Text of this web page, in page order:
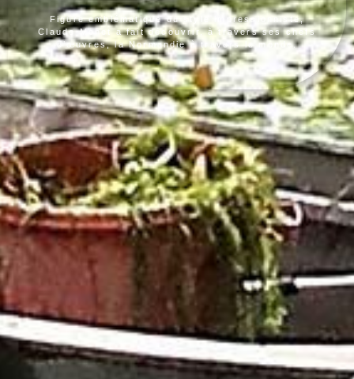
Figure emblématique du style impressionniste,
Claude Monet a fait découvrir, à travers ses chefs
d’œuvres, la Normandie à travers le monde.